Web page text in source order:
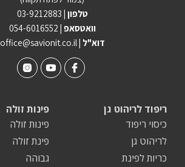
טלפון | 03-9212883
וואטסאפ | 054-6016552
office@savionit.co.il | דוא"ל
פינות זולה
פינות זולה
פינת זולה
גבוהה
ריפוד לריהוט גן
כיסוי ריפוד
לריהוט גן
כריות לפינת